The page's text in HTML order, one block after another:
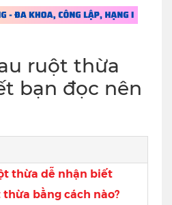
ruột thừa
bạn đọc nên
thừa dễ nhận biết
bằng cách nào?